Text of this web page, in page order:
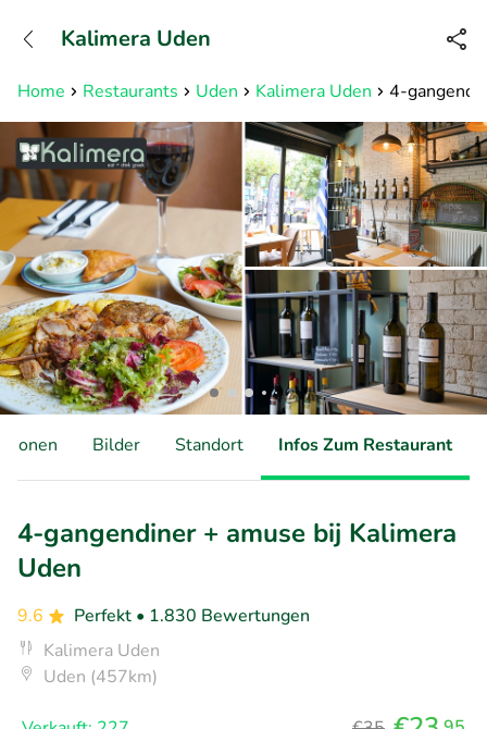
Erreichbar bis 23:00 Uhr (max
0,09€/Min)
Home Restaurants Uden Kalimera Uden 4-
Kalimera Uden
Bilder Standort Infos Zum Restaurant
4-gangendiner + amuse bij Kalimera
Uden
9.6 Perfekt • 1.830 Bewertungen
Kalimera Uden
Uden (457km)